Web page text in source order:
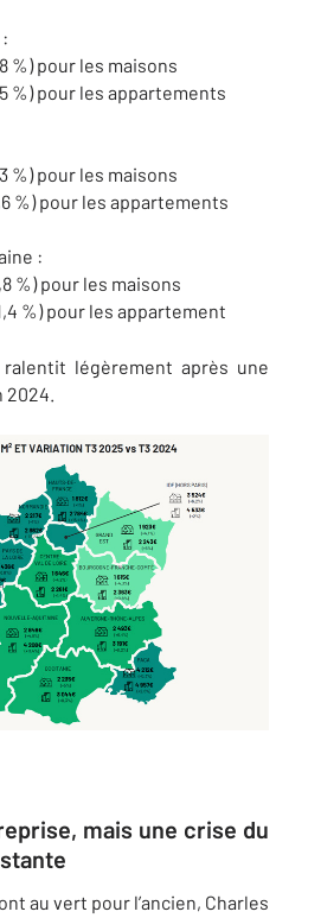
%) pour les maisons
%) pour les appartements
%) pour les maisons
%) pour les appartements
:
%) pour les maisons
%) pour les appartement
légèrement après une
mais une crise du
au vert pour l’ancien, Charles